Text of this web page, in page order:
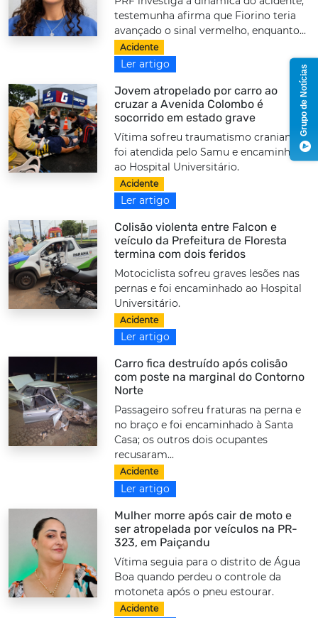
testemunha afirma que Fiorino teria
avançado o sinal vermelho, enquanto...
Acidente
Ler artigo
Jovem atropelado por carro ao
cruzar a Avenida Colombo é
socorrido em estado grave
Vítima sofreu traumatismo craniano,
foi atendida pelo Samu e encaminhada
ao Hospital Universitário.
Acidente
Ler artigo
Colisão violenta entre Falcon e
veículo da Prefeitura de Floresta
termina com dois feridos
Motociclista sofreu graves lesões nas
pernas e foi encaminhado ao Hospital
Universitário.
Acidente
Ler artigo
Carro fica destruído após colisão
com poste na marginal do Contorno
Norte
Passageiro sofreu fraturas na perna e
no braço e foi encaminhado à Santa
Casa; os outros dois ocupantes
recusaram...
Acidente
Ler artigo
Mulher morre após cair de moto e
ser atropelada por veículos na PR-
323, em Paiçandu
Vítima seguia para o distrito de Água
Boa quando perdeu o controle da
motoneta após o pneu estourar.
Acidente
Grupo de Notícias